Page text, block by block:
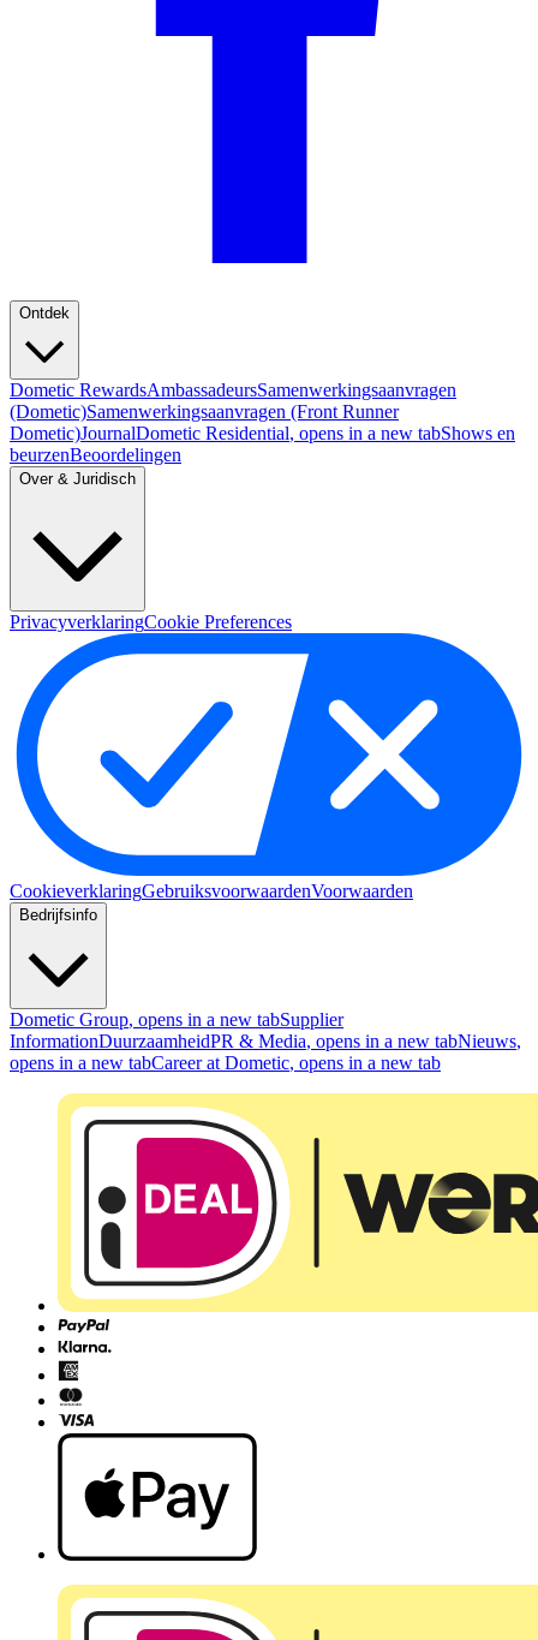
Ontdek
Dometic RewardsAmbassadeursSamenwerkingsaanvragen
(Dometic)Samenwerkingsaanvragen (Front Runner
Dometic)JournalDometic Residential, opens in a new tabShows en
beurzenBeoordelingen
Over & Juridisch
PrivacyverklaringCookie Preferences
CookieverklaringGebruiksvoorwaardenVoorwaarden
Bedrijfsinfo
Dometic Group, opens in a new tabSupplier
InformationDuurzaamheidPR & Media, opens in a new tabNieuws,
opens in a new tabCareer at Dometic, opens in a new tab